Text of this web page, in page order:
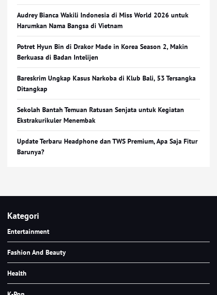
Audrey Bianca Wakili Indonesia di Miss World 2026 untuk
Harumkan Nama Bangsa di Vietnam
Potret Hyun Bin di Drakor Made in Korea Season 2, Makin
Berkuasa di Badan Intelijen
Bareskrim Ungkap Kasus Narkoba di Klub Bali, 53 Tersangka
Ditangkap
Sekolah Bantah Temuan Ratusan Senjata untuk Kegiatan
Ekstrakurikuler Menembak
Update Terbaru Headphone dan TWS Premium, Apa Saja Fitur
Barunya?
Kategori
Entertainment
Fashion And Beauty
Health